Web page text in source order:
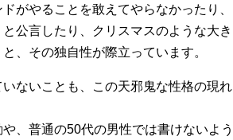
がやることを敢えてやらなかったり、
公言したり、クリスマスのような大き
、その独自性が際立っています。
ないことも、この天邪鬼な性格の現れ
、普通の50代の男性では書けないよう